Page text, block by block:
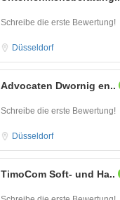
Schreibe die erste Bewertung!
Düsseldorf
Advocaten Dwornig en..
Schreibe die erste Bewertung!
Düsseldorf
TimoCom Soft- und Ha..